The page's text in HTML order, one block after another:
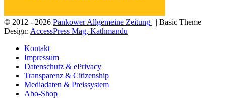
© 2012 - 2026 Pankower Allgemeine Zeitung | | Basic Theme
Design: AccessPress Mag, Kathmandu
Kontakt
Impressum
Datenschutz & ePrivacy
Transparenz & Citizenship
Mediadaten & Preissystem
Abo-Shop